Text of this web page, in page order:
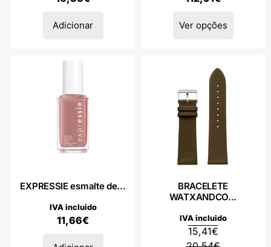
Adicionar Ver opções
EXPRESSIE esmalte de...
11,66€
IVA incluido
BRACELETE
WATXANDCO...
15,41€
IVA incluido